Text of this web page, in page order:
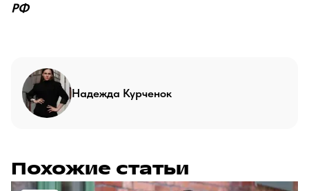
РФ
Надежда Курченок
Похожие статьи